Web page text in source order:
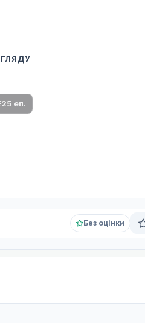
25 еп.
Без оцінки